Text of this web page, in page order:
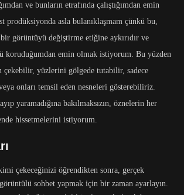
ve bunların etrafında çalıştığımdan emin
prodüksiyonda asla bulanıklaşmam çünkü bu,
görüntüyü değiştirme etiğine aykırıdır ve
koruduğumdan emin olmak istiyorum. Bu yüzden
çekebilir, yüzlerini gölgede tutabilir, sadece
onları temsil eden nesneleri gösterebiliriz.
yaramadığına bakılmaksızın, öznelerin her
hissetmelerini istiyorum.
çekeceğinizi öğrendikten sonra, gerçek
sohbet yapmak için bir zaman ayarlayın.